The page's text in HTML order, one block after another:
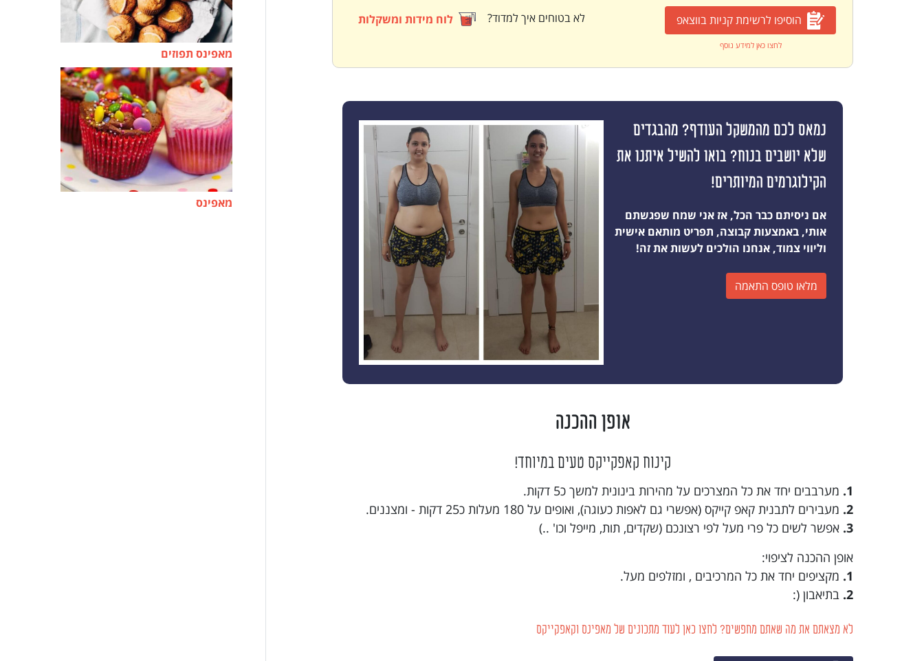
הוסיפו לרשימת קניות בווצאפ
לחצו כאן למידע נוסף
לא בטוחים איך למדוד? לוח מידות ומשקלות
נמאס לכם מהמשקל העודף? מהבגדים
שלא יושבים בנוח? בואו להשיל איתנו את
הקילוגרמים המיותרים!
אם ניסיתם כבר הכל, אז אני שמח שפגשתם
אותי, באמצעות קבוצה, תפריט מותאם אישית
וליווי צמוד, אנחנו הולכים לעשות את זה!
מלאו טופס התאמה
אופן ההכנה
קינוח קאפקייקס טעים במיוחד!
1. מערבבים יחד את כל המצרכים על מהירות בינונית למשך כ5 דקות.
2. מעבירים לתבנית קאפ קייקס (אפשרי גם לאפות כעוגה), ואופים על 180 מעלות כ25 דקות - ומצננים.
3. אפשר לשים כל פרי מעל לפי רצונכם (שקדים, תות, מייפל וכו' ..)
אופן ההכנה לציפוי:
1. מקציפים יחד את כל המרכיבים , ומזלפים מעל.
2. בתיאבון (:
לא מצאתם את מה שאתם מחפשים? לחצו כאן לעוד מתכונים של מאפינס וקאפקייקס
מאפינס תפוזים
מאפינס